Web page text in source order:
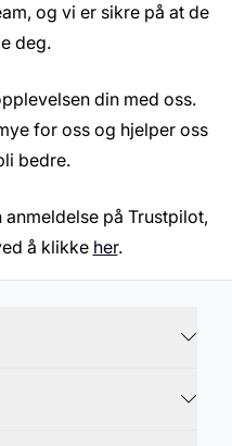
og vi er sikre på at de
deg.
din med oss.
for oss og hjelper oss
bedre.
på Trustpilot,
å klikke her.